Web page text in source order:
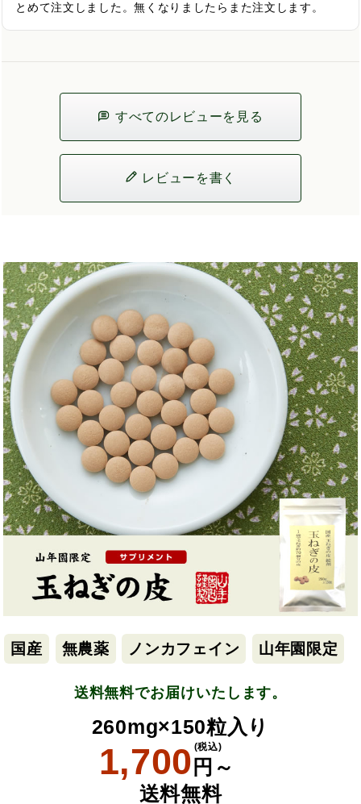
とめて注文しました。無くなりましたらまた注文します。
すべてのレビューを見る
レビューを書く
国産 無農薬 ノンカフェイン 山年園限定
送料無料でお届けいたします。
260mg×150粒入り
1,700 円～
(税込)
送料無料